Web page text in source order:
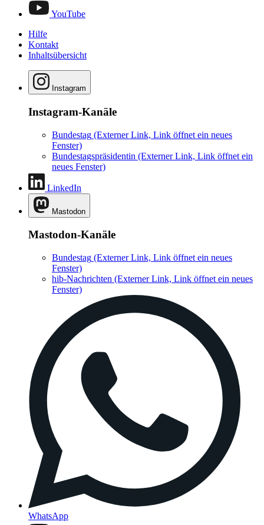
YouTube
Hilfe
Kontakt
Inhaltsübersicht
Instagram
Instagram-Kanäle
Bundestag (Externer Link, Link öffnet ein neues
Fenster)
Bundestagspräsidentin (Externer Link, Link öffnet ein
neues Fenster)
LinkedIn
Mastodon
Mastodon-Kanäle
Bundestag (Externer Link, Link öffnet ein neues
Fenster)
hib-Nachrichten (Externer Link, Link öffnet ein neues
Fenster)
WhatsApp